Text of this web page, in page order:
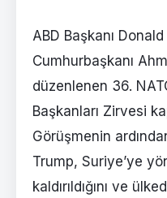
ABD Başkanı
Cumhurbaşkanı
düzenlenen 36.
Başkanları Zirvesi
Görüşmenin
Trump, Suriye’ye
kaldırıldığını ve